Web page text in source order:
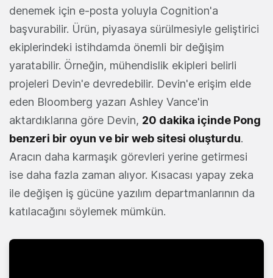
denemek için e-posta yoluyla Cognition'a
başvurabilir. Ürün, piyasaya sürülmesiyle geliştirici
ekiplerindeki istihdamda önemli bir değişim
yaratabilir. Örneğin, mühendislik ekipleri belirli
projeleri Devin'e devredebilir. Devin'e erişim elde
eden Bloomberg yazarı Ashley Vance'in
aktardıklarına göre Devin, 20 dakika içinde Pong
benzeri bir oyun ve bir web sitesi oluşturdu.
Aracın daha karmaşık görevleri yerine getirmesi
ise daha fazla zaman alıyor. Kısacası yapay zeka
ile değişen iş gücüne yazılım departmanlarının da
katılacağını söylemek mümkün.